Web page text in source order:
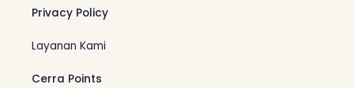
Privacy Policy
Layanan Kami
Cerra Points